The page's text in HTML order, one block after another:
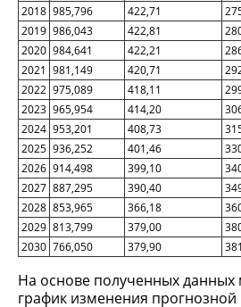
2018 985,796 422,71
2019 986,043 422,81
2020 984,641 422,21
2021 981,149 420,71
2022 975,089 418,11
2023 965,954 414,20
2024 953,201 408,73
2025 936,252 401,46
2026 914,498 399,10
2027 887,295 390,40
2028 853,965 366,18
2029 813,799 379,00
2030 766,050 379,90
На основе полученных
график изменения прогнозной